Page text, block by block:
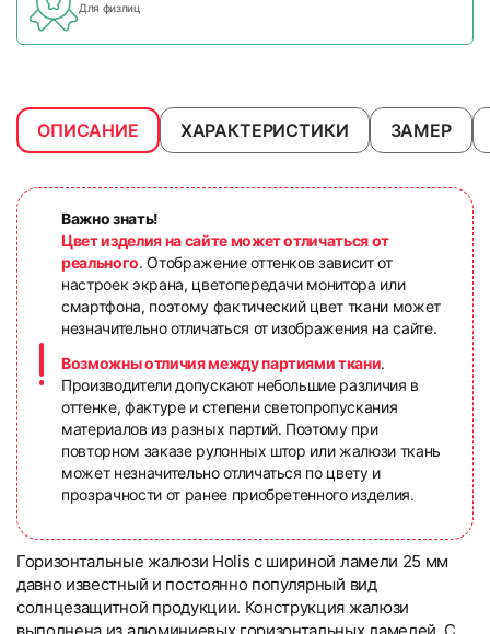
Для физлиц
ОПИСАНИЕ ХАРАКТЕРИСТИКИ ЗАМЕР
Важно знать!
Цвет изделия на сайте может отличаться от
реального. Отображение оттенков зависит от
настроек экрана, цветопередачи монитора или
смартфона, поэтому фактический цвет ткани может
незначительно отличаться от изображения на сайте.
Возможны отличия между партиями ткани.
Производители допускают небольшие различия в
оттенке, фактуре и степени светопропускания
материалов из разных партий. Поэтому при
повторном заказе рулонных штор или жалюзи ткань
может незначительно отличаться по цвету и
прозрачности от ранее приобретенного изделия.
Горизонтальные жалюзи Holis с шириной ламели 25 мм
давно известный и постоянно популярный вид
солнцезащитной продукции. Конструкция жалюзи